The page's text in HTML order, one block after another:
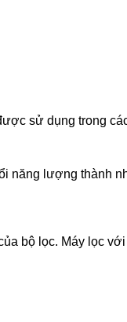
sử dụng trong
năng lượng thành
bộ lọc. Máy lọc